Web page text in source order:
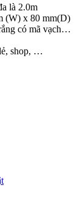
là 2.0m
(W) x 80 mm(D)
có mã vạch…
shop, …